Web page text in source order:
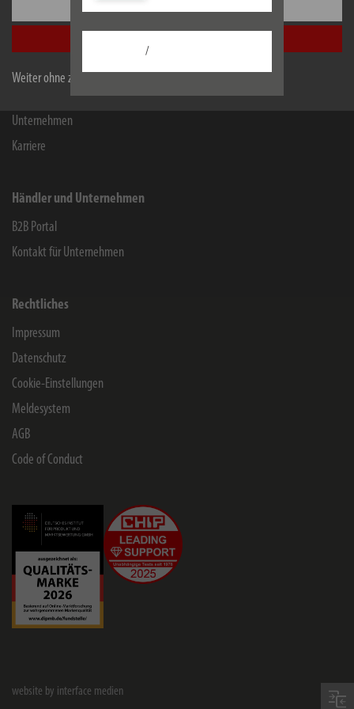
Weiter ohne zu akzeptieren
/
Kontakt für Endverbraucher
Herstellergarantie
Unternehmen
Karriere
Händler und Unternehmen
B2B Portal
Kontakt für Unternehmen
Rechtliches
Impressum
Datenschutz
Cookie-Einstellungen
Meldesystem
AGB
Code of Conduct
website by interface medien